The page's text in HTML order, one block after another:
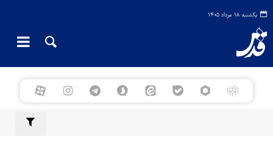
یکشنبه ۱۸ مرداد ۱۴۰۵